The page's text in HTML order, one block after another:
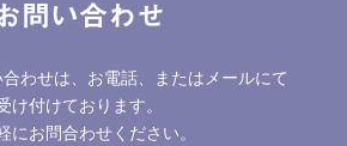
問い合わせ
わせは、お電話、またはメールにて
け付けております。
にお問合わせください。